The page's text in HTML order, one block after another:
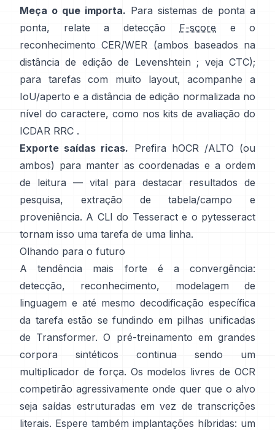
Meça o que importa. Para sistemas de ponta a
ponta, relate a detecção
F-score e o
reconhecimento CER/WER (ambos baseados na
distância de edição de Levenshtein ; veja CTC);
para tarefas com muito layout, acompanhe a
IoU/aperto e a distância de edição normalizada no
nível do caractere, como nos kits de avaliação do
ICDAR RRC .
Exporte saídas ricas. Prefira hOCR /ALTO (ou
ambos) para manter as coordenadas e a ordem
de leitura — vital para destacar resultados de
pesquisa, extração de tabela/campo e
proveniência. A CLI do Tesseract e o pytesseract
tornam isso uma tarefa de uma linha.
Olhando para o futuro
A tendência mais forte é a convergência:
detecção, reconhecimento, modelagem de
linguagem e até mesmo decodificação específica
da tarefa estão se fundindo em pilhas unificadas
de Transformer. O pré-treinamento em grandes
corpora sintéticos
continua sendo um
multiplicador de força. Os modelos livres de OCR
competirão agressivamente onde quer que o alvo
seja saídas estruturadas em vez de transcrições
literais. Espere também implantações híbridas: um